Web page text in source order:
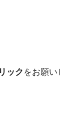
ック をお願い